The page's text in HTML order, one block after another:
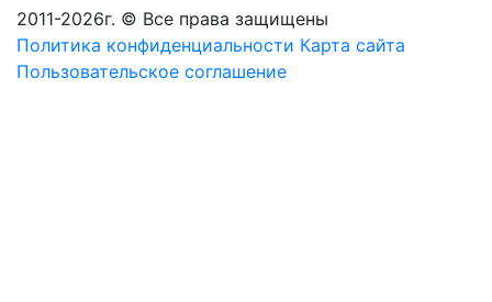
2011-2026г. © Все права защищены
Политика конфиденциальности Карта сайта
Пользовательское соглашение